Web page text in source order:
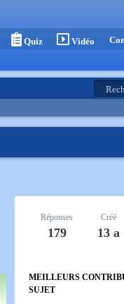
Quiz Vidéo
Réponses
179
Créé
13 a
MEILLEURS
SUJET